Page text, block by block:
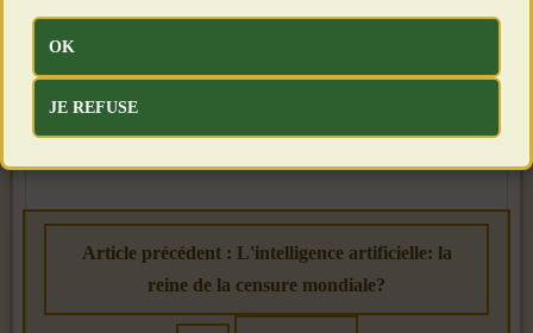
Article précédent : L'intelligence artificielle: la
reine de la censure mondiale?
OK
JE REFUSE